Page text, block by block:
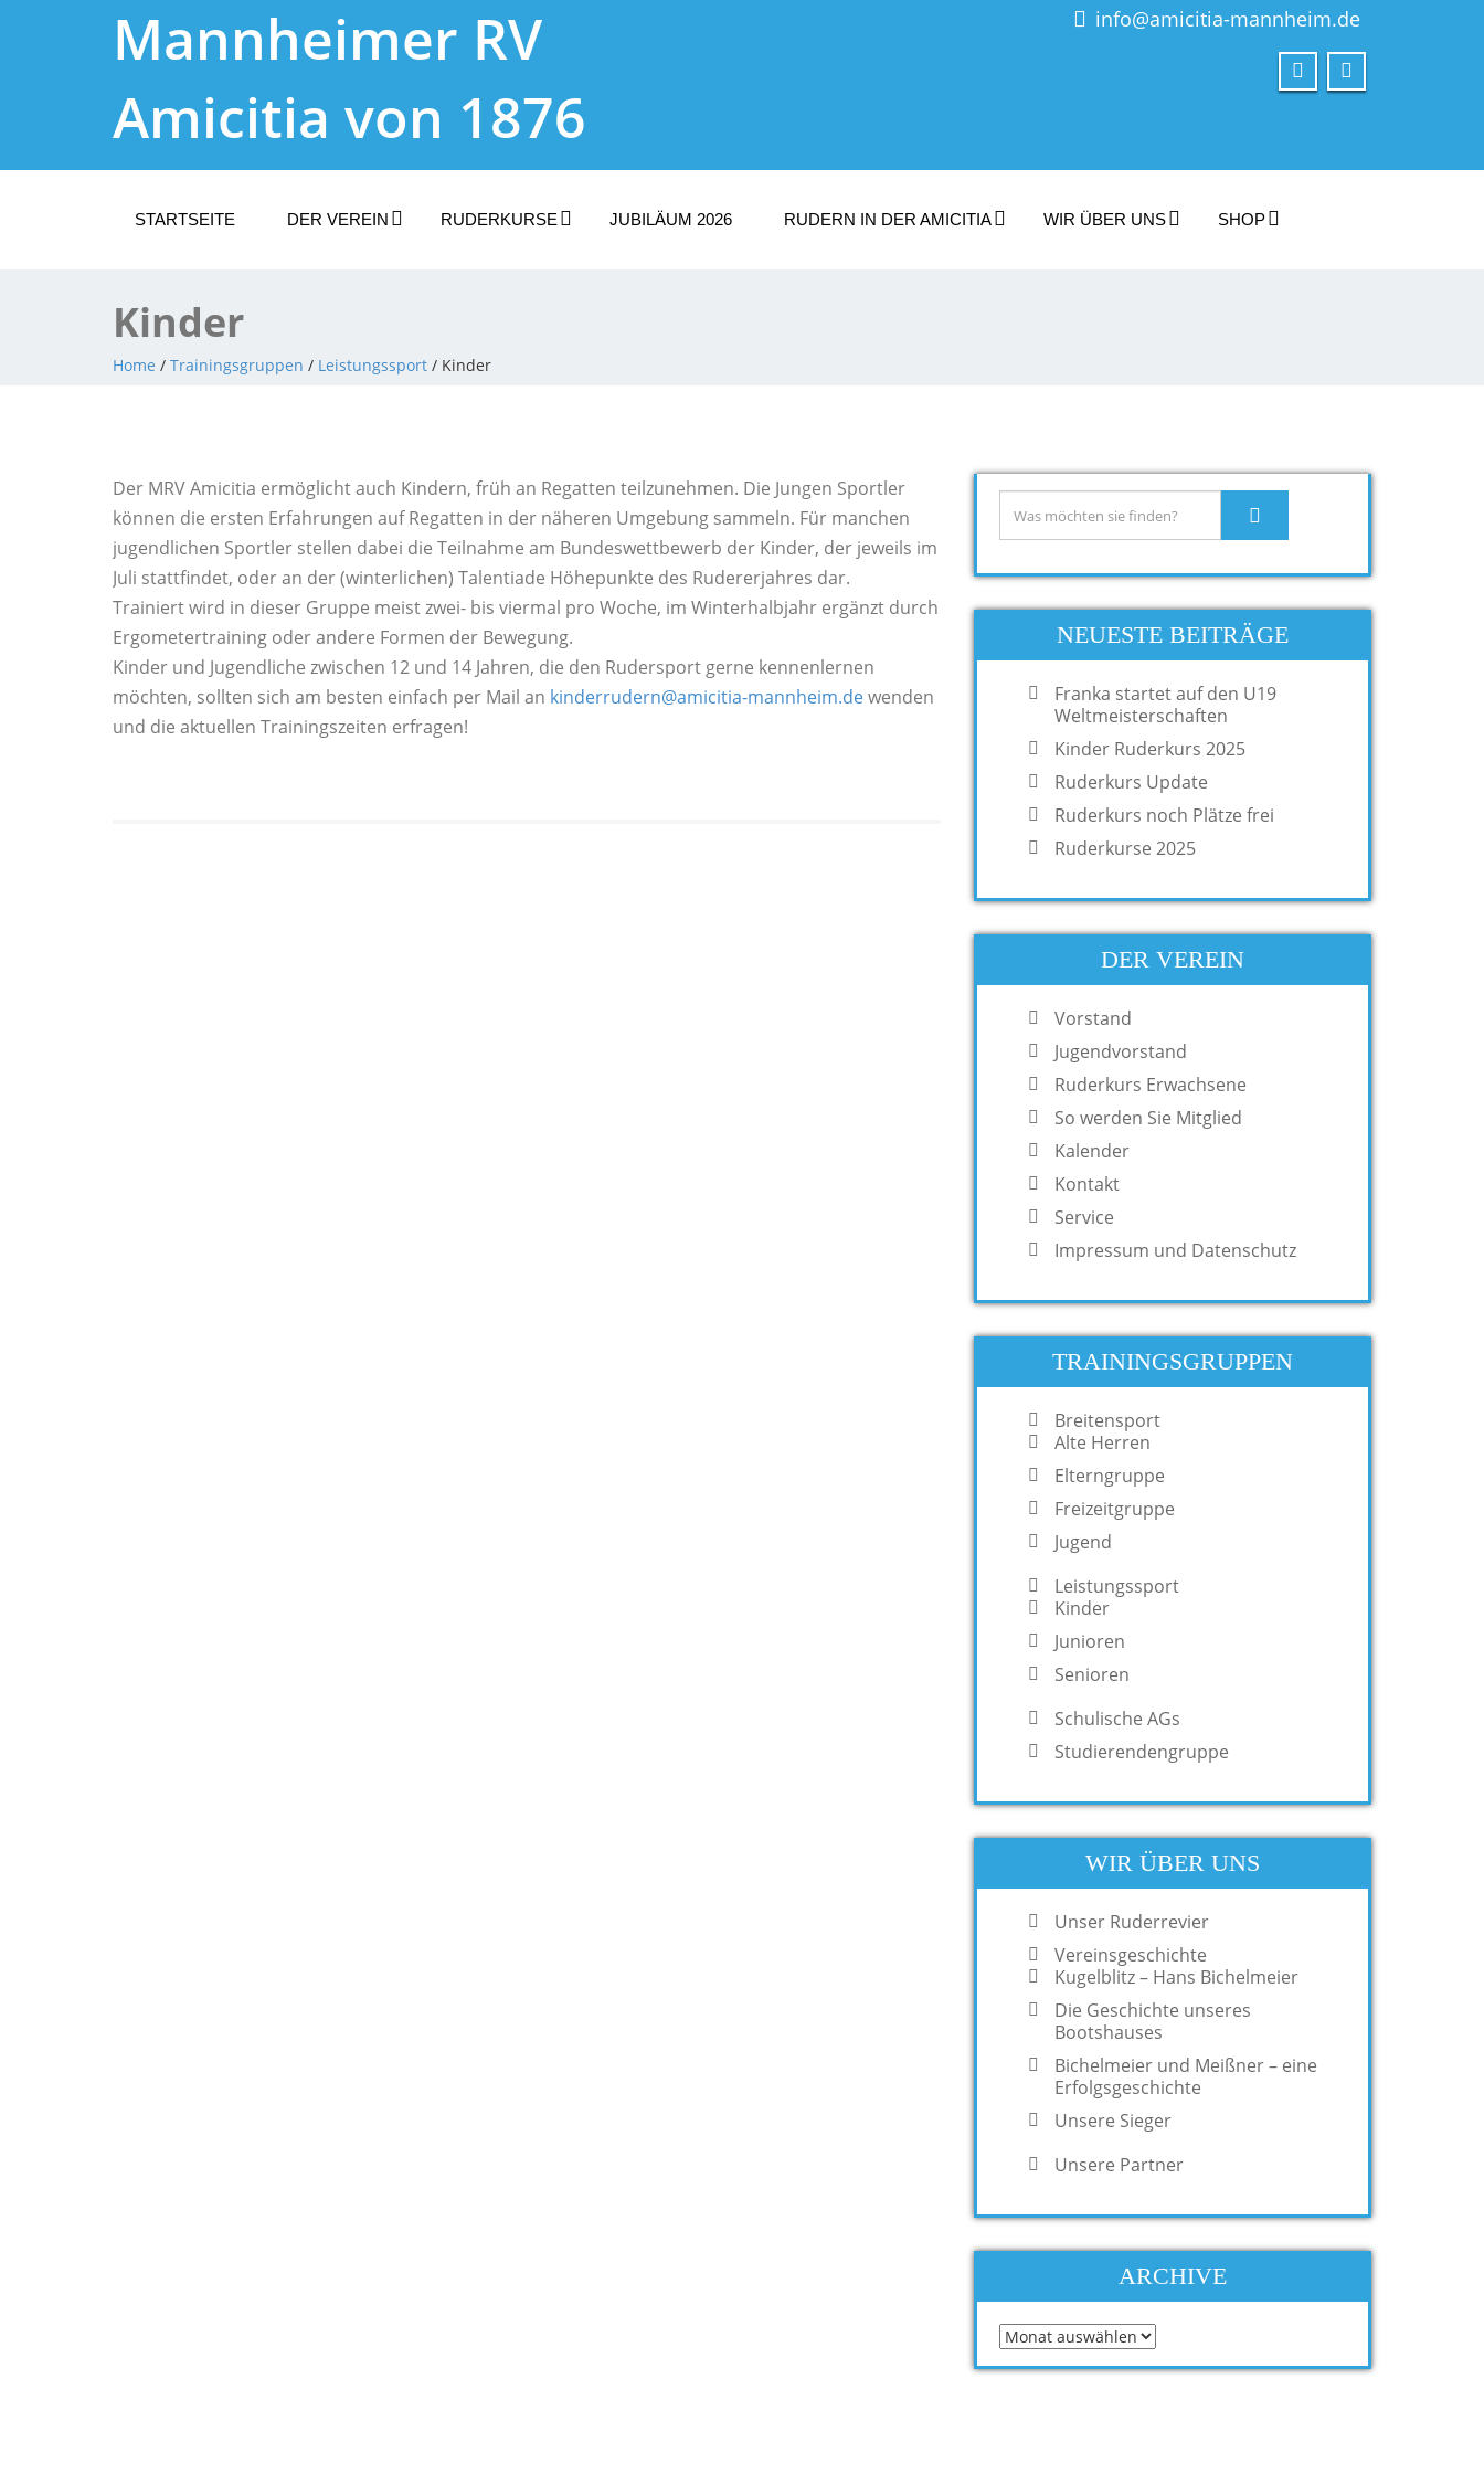
Mannheimer RV
Amicitia von 1876
info@amicitia-mannheim.de
STARTSEITE DER VEREIN RUDERKURSE JUBILÄUM 2026 RUDERN IN DER AMICITIA WIR ÜBER UNS SHOP
Kinder
Home / Trainingsgruppen / Leistungssport / Kinder
Der MRV Amicitia ermöglicht auch Kindern, früh an Regatten teilzunehmen. Die Jungen Sportler
können die ersten Erfahrungen auf Regatten in der näheren Umgebung sammeln. Für manchen
jugendlichen Sportler stellen dabei die Teilnahme am Bundeswettbewerb der Kinder, der jeweils im
Juli stattfindet, oder an der (winterlichen) Talentiade Höhepunkte des Rudererjahres dar.
Trainiert wird in dieser Gruppe meist zwei- bis viermal pro Woche, im Winterhalbjahr ergänzt durch
Ergometertraining oder andere Formen der Bewegung.
Kinder und Jugendliche zwischen 12 und 14 Jahren, die den Rudersport gerne kennenlernen
möchten, sollten sich am besten einfach per Mail an kinderrudern@amicitia-mannheim.dewenden
und die aktuellen Trainingszeiten erfragen!
NEUESTE BEITRÄGE
Franka startet auf den U19
Weltmeisterschaften
Kinder Ruderkurs 2025
Ruderkurs Update
Ruderkurs noch Plätze frei
Ruderkurse 2025
DER VEREIN
Vorstand
Jugendvorstand
Ruderkurs Erwachsene
So werden Sie Mitglied
Kalender
Kontakt
Service
Impressum und Datenschutz
TRAININGSGRUPPEN
Breitensport
Alte Herren
Elterngruppe
Freizeitgruppe
Jugend
Leistungssport
Kinder
Junioren
Senioren
Schulische AGs
Studierendengruppe
WIR ÜBER UNS
Unser Ruderrevier
Vereinsgeschichte
Kugelblitz – Hans Bichelmeier
Die Geschichte unseres
Bootshauses
Bichelmeier und Meißner – eine
Erfolgsgeschichte
Unsere Sieger
Unsere Partner
ARCHIVE